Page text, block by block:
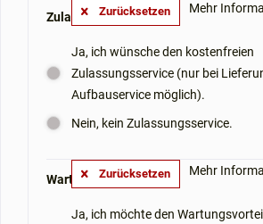
Zulassungsservice: **
Ja, ich wünsche den kostenfreien
Zulassungsservice (nur bei
Aufbauservice möglich).
Nein, kein Zulassungsservice.
Zurücksetzen Mehr
Wartungsvorteil: **
Ja, ich möchte den
Zurücksetzen Mehr